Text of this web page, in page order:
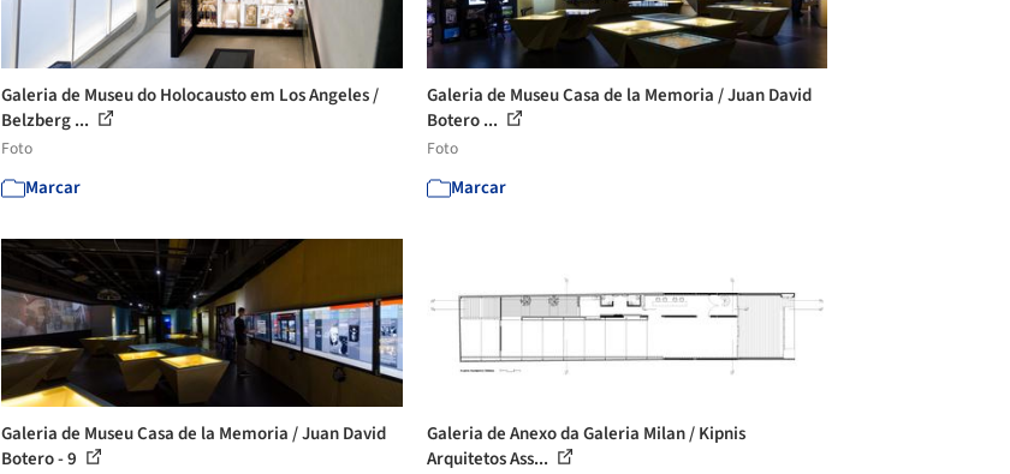
Galeria de Museu do Holocausto em Los Angeles /
Belzberg ...
Foto
Marcar
Galeria de Museu Casa de la Memoria / Juan David
Botero ...
Foto
Marcar
Galeria de Museu Casa de la Memoria / Juan David
Botero - 9
Galeria de Anexo da Galeria Milan / Kipnis
Arquitetos Ass...